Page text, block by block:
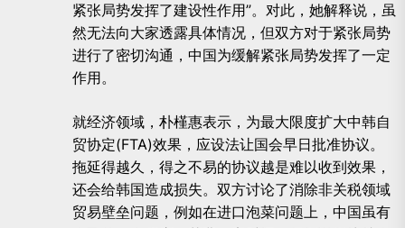
紧张局势发挥了建设性作用”。对此，她解释说，虽
然无法向大家透露具体情况，但双方对于紧张局势
进行了密切沟通，中国为缓解紧张局势发挥了一定
作用。
就经济领域，朴槿惠表示，为最大限度扩大中韩自
贸协定(FTA)效果，应设法让国会早日批准协议。
拖延得越久，得之不易的协议越是难以收到效果，
还会给韩国造成损失。双方讨论了消除非关税领域
贸易壁垒问题，例如在进口泡菜问题上，中国虽有